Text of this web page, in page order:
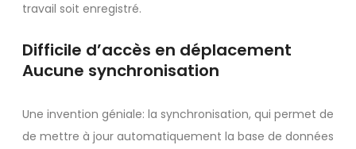
travail soit enregistré.
Difficile d’accès en déplacement
Aucune synchronisation
Une invention géniale: la synchronisation, qui permet de
de mettre à jour automatiquement la base de données